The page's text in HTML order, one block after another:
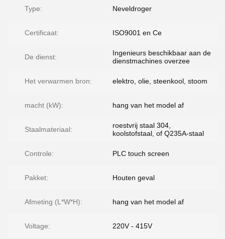
Type: Neveldroger
Certificaat: ISO9001 en Ce
De dienst:
Ingenieurs beschikbaar aan de
dienstmachines overzee
Het verwarmen bron: elektro, olie, steenkool, stoom
macht (kW): hang van het model af
Staalmateriaal:
roestvrij staal 304,
koolstofstaal, of Q235A-staal
Controle: PLC touch screen
Pakket: Houten geval
Afmeting (L*W*H): hang van het model af
Voltage: 220V - 415V